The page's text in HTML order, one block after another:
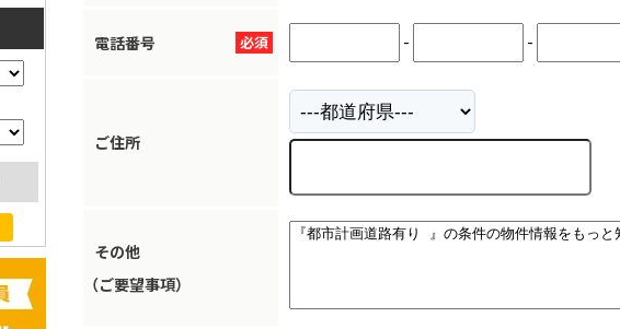
必須
電話番号 - -
ご住所
その他
（ご要望事項）